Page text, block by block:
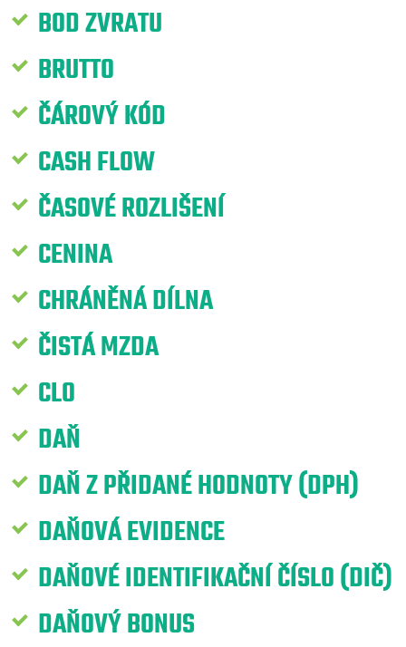
BOD ZVRATU
BRUTTO
ČÁROVÝ KÓD
CASH FLOW
ČASOVÉ ROZLIŠENÍ
CENINA
CHRÁNĚNÁ DÍLNA
ČISTÁ MZDA
CLO
DAŇ
DAŇ Z PŘIDANÉ HODNOTY (DPH)
DAŇOVÁ EVIDENCE
DAŇOVÉ IDENTIFIKAČNÍ ČÍSLO (DIČ)
DAŇOVÝ BONUS